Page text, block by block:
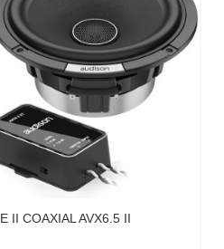
II COAXIAL AVX6.5 II